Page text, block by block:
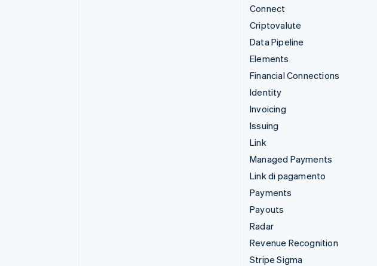
Connect
Criptovalute
Data Pipeline
Elements
Financial Connections
Identity
Invoicing
Issuing
Link
Managed Payments
Link di pagamento
Payments
Payouts
Radar
Revenue Recognition
Stripe Sigma